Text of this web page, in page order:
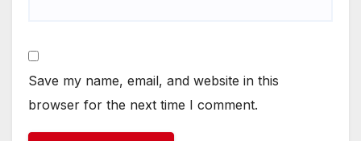
Save my name, email, and website in this
browser for the next time I comment.